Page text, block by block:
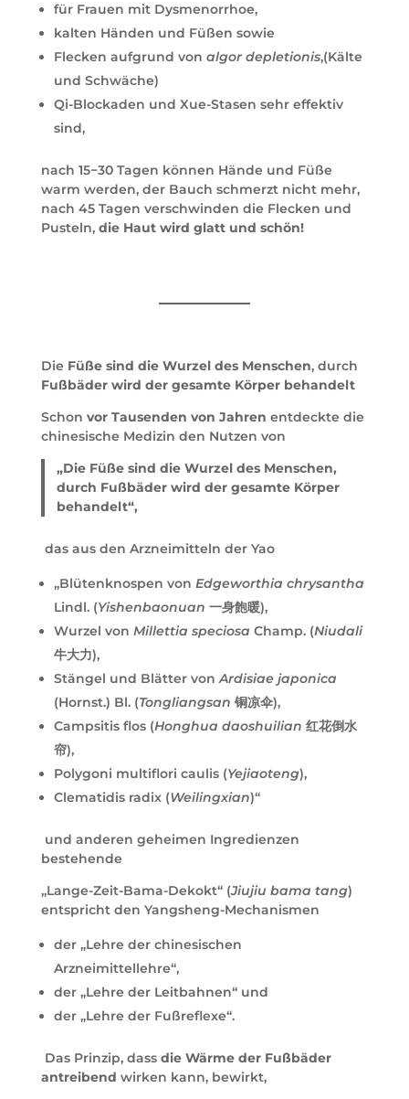
für Frauen mit Dysmenorrhoe,
kalten Händen und Füßen sowie
Flecken aufgrund von algor depletionis,(Kälte
und Schwäche)
Qi-Blockaden und Xue-Stasen sehr effektiv
sind,
nach 15−30 Tagen können Hände und Füße
warm werden, der Bauch schmerzt nicht mehr,
nach 45 Tagen verschwinden die Flecken und
Pusteln, die Haut wird glatt und schön!
Die Füße sind die Wurzel des Menschen, durch
Fußbäder wird der gesamte Körper behandelt
Schon vor Tausenden von Jahren entdeckte die
chinesische Medizin den Nutzen von
„Die Füße sind die Wurzel des Menschen,
durch Fußbäder wird der gesamte Körper
behandelt“,
das aus den Arzneimitteln der Yao
„Blütenknospen von Edgeworthia chrysantha
Lindl. (Yishenbaonuan 一身飽暖),
Wurzel von Millettia speciosa Champ. (Niudali
牛大力),
Stängel und Blätter von Ardisiae japonica
(Hornst.) Bl. (Tongliangsan 铜凉伞),
Campsitis flos (Honghua daoshuilian 红花倒水
帘),
Polygoni multiflori caulis (Yejiaoteng),
Clematidis radix (Weilingxian)“
und anderen geheimen Ingredienzen
bestehende
„Lange-Zeit-Bama-Dekokt“ (Jiujiu bama tang)
entspricht den Yangsheng-Mechanismen
der „Lehre der chinesischen
Arzneimittellehre“,
der „Lehre der Leitbahnen“ und
der „Lehre der Fußreflexe“.
Das Prinzip, dass die Wärme der Fußbäder
antreibend wirken kann, bewirkt,